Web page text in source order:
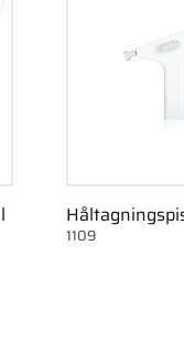
till i favoriter
1109